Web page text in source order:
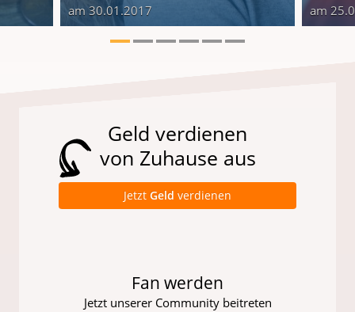
am 30.01.2017 am
Geld verdienen
von Zuhause aus
Jetzt Geld verdienen
Fan werden
Jetzt unserer Community beitreten